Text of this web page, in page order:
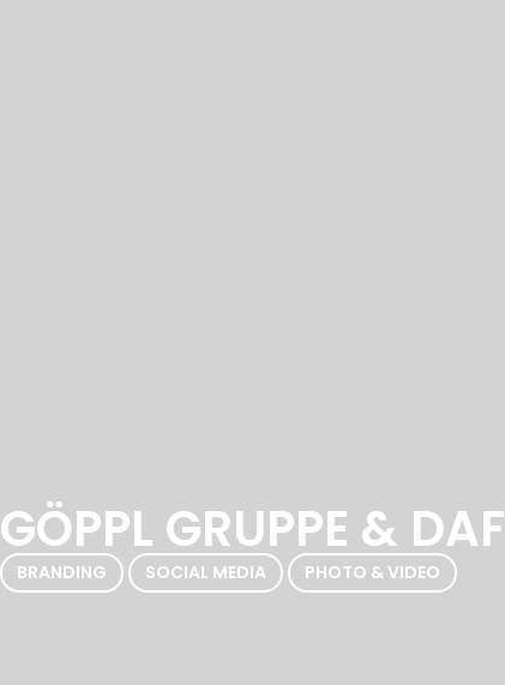
GÖPPL GRUPPE & DAF
BRANDING SOCIAL MEDIA PHOTO & VIDEO